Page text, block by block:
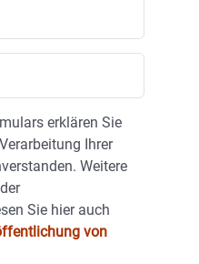
erklären Sie
Ihrer
Weitere
Sie hier auch
von